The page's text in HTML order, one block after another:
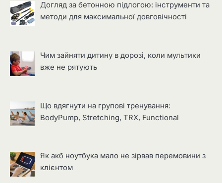
Догляд за бетонною підлогою: інструменти та
методи для максимальної довговічності
Чим зайняти дитину в дорозі, коли мультики
вже не рятують
Що вдягнути на групові тренування:
BodyPump, Stretching, TRX, Functional
Як акб ноутбука мало не зірвав перемовини з
клієнтом